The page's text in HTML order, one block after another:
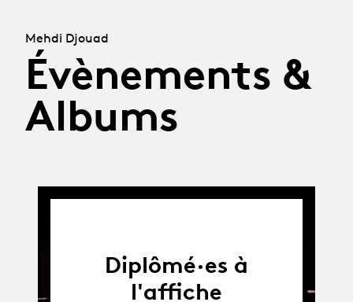
Mehdi Djouad
Évènements &
Albums
Diplômé·es à
l'affiche